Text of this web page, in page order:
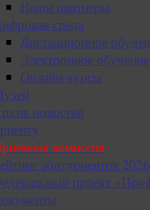
Наши партнеры
среда
Дистанционное
Электронное обучение
Онлайн-курсы
новостей
комиссия
абитуриентов 2026
проект